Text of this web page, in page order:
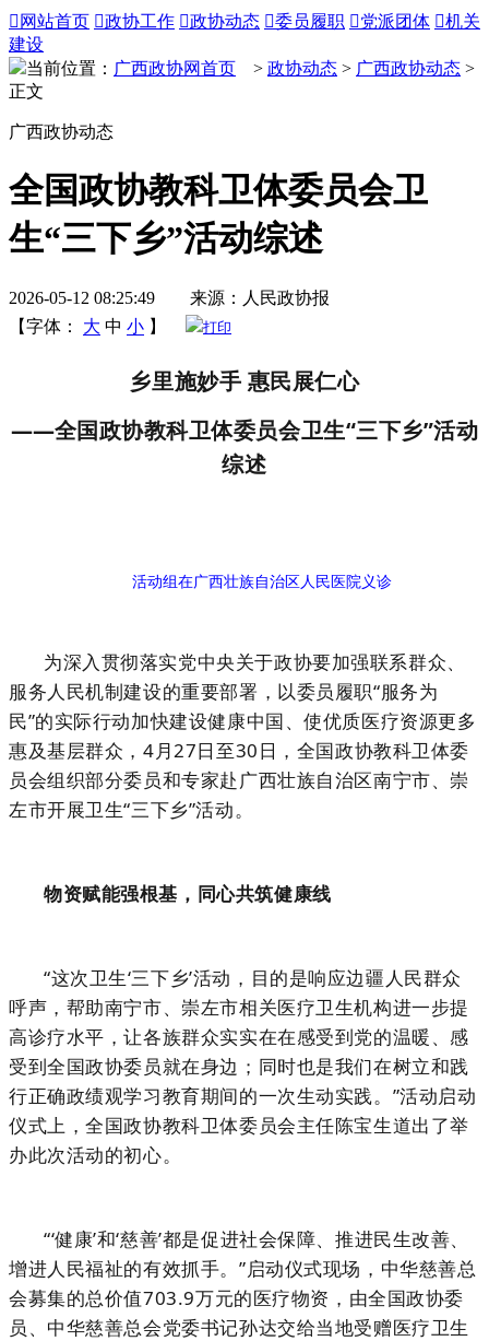
 网站首页 政协工作 政协动态 委员履职 党派团体 机关
建设
当前位置： 广西政协网首页 > 政协动态 > 广西政协动态 >
正文
广西政协动态
全国政协教科卫体委员会卫
生“三下乡”活动综述
2026-05-12 08:25:49 来源：人民政协报
【字体：
大 中 小 】 打印
乡里施妙手 惠民展仁心
——全国政协教科卫体委员会卫生“三下乡”活动
综述
活动组在广西壮族自治区人民医院义诊
为深入贯彻落实党中央关于政协要加强联系群众、
服务人民机制建设的重要部署，以委员履职“服务为
民”的实际行动加快建设健康中国、使优质医疗资源更多
惠及基层群众，4月27日至30日，全国政协教科卫体委
员会组织部分委员和专家赴广西壮族自治区南宁市、崇
左市开展卫生“三下乡”活动。
物资赋能强根基，同心共筑健康线
“这次卫生‘三下乡’活动，目的是响应边疆人民群众
呼声，帮助南宁市、崇左市相关医疗卫生机构进一步提
高诊疗水平，让各族群众实实在在感受到党的温暖、感
受到全国政协委员就在身边；同时也是我们在树立和践
行正确政绩观学习教育期间的一次生动实践。”活动启动
仪式上，全国政协教科卫体委员会主任陈宝生道出了举
办此次活动的初心。
“‘健康’和‘慈善’都是促进社会保障、推进民生改善、
增进人民福祉的有效抓手。”启动仪式现场，中华慈善总
会募集的总价值703.9万元的医疗物资，由全国政协委
员、中华慈善总会党委书记孙达交给当地受赠医疗卫生